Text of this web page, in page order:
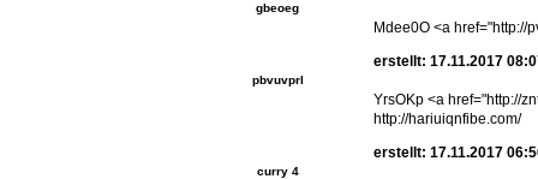
gbeoeg
Mdee0O <a href="http://
pbvuvprl
erstellt: 17.11.2017
YrsOKp <a href="http://
http://hariuiqnfibe.com/
curry 4
erstellt: 17.11.2017